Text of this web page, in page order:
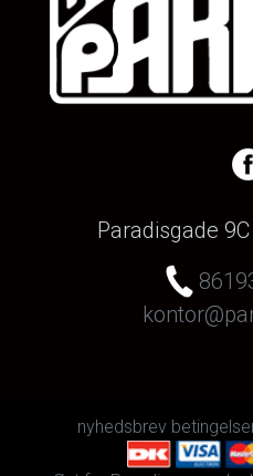
Paradisgade
nyhedsbrev